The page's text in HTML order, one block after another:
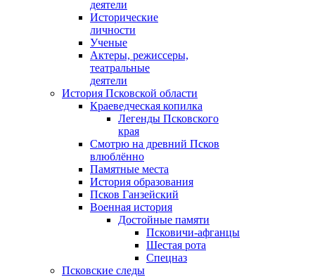
деятели
Исторические
личности
Ученые
Актеры, режиссеры,
театральные
деятели
История Псковской области
Краеведческая копилка
Легенды Псковского
края
Смотрю на древний Псков
влюблённо
Памятные места
История образования
Псков Ганзейский
Военная история
Достойные памяти
Псковичи-афганцы
Шестая рота
Спецназ
Псковские следы